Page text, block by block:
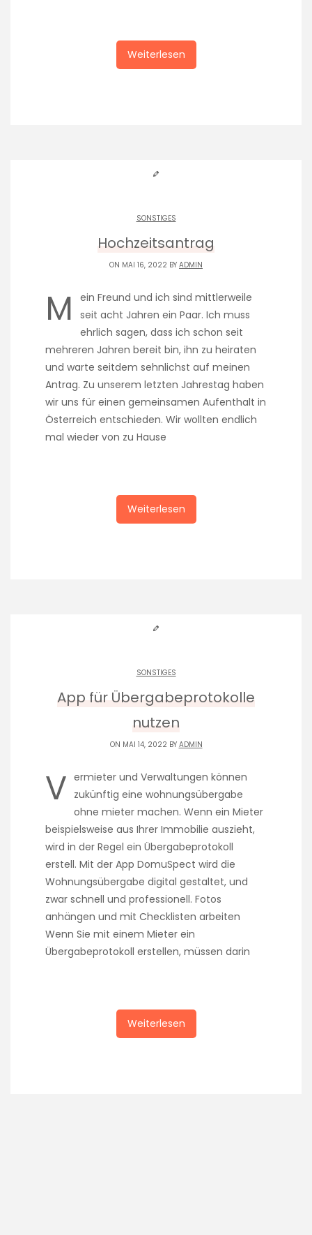
Weiterlesen
SONSTIGES
Hochzeitsantrag
ON MAI 16, 2022 BY ADMIN
M
ein Freund und ich sind mittlerweile
seit acht Jahren ein Paar. Ich muss
ehrlich sagen, dass ich schon seit
mehreren Jahren bereit bin, ihn zu heiraten
und warte seitdem sehnlichst auf meinen
Antrag. Zu unserem letzten Jahrestag haben
wir uns für einen gemeinsamen Aufenthalt in
Österreich entschieden. Wir wollten endlich
mal wieder von zu Hause
Weiterlesen
SONSTIGES
App für Übergabeprotokolle
nutzen
ON MAI 14, 2022 BY ADMIN
V ermieter und Verwaltungen können
zukünftig eine wohnungsübergabe
ohne mieter machen. Wenn ein Mieter
beispielsweise aus Ihrer Immobilie auszieht,
wird in der Regel ein Übergabeprotokoll
erstell. Mit der App DomuSpect wird die
Wohnungsübergabe digital gestaltet, und
zwar schnell und professionell. Fotos
anhängen und mit Checklisten arbeiten
Wenn Sie mit einem Mieter ein
Übergabeprotokoll erstellen, müssen darin
Weiterlesen